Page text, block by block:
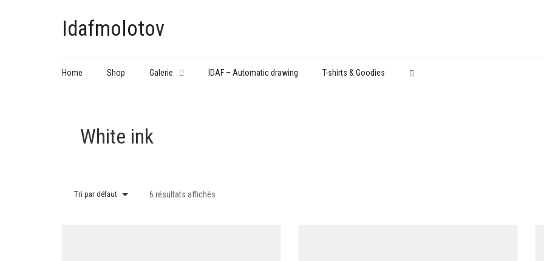
Idafmolotov
Home Shop Galerie IDAF – Automatic drawing T-shirts & Goodies
White ink
Tri par défaut 6 résultats affichés